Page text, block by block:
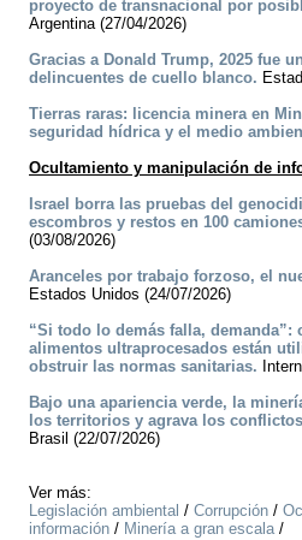
proyecto de transnacional por
Argentina (27/04/2026)
Gracias a Donald Trump, 2025 fue
delincuentes de cuello blanco.
Tierras raras: licencia minera en
seguridad hídrica y el medio
Ocultamiento y manipulación de
Israel borra las pruebas del
escombros y restos en 100
(03/08/2026)
Aranceles por trabajo forzoso, el
Estados Unidos (24/07/2026)
“Si todo lo demás falla, demanda”:
alimentos ultraprocesados están
obstruir las normas sanitarias.
Bajo una apariencia verde, la
los territorios y agrava los
Brasil (22/07/2026)
Ver más:
Legislación ambiental / Corrupción /
información / Minería a gran escala/